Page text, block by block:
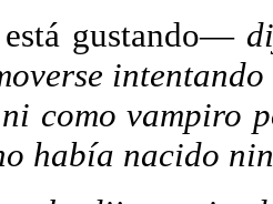
gustando—
como vampiro
había nacido